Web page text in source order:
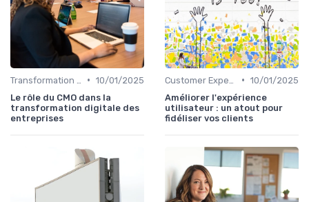
• 10/01/2025
Le rôle du CMO dans la
transformation digitale des
entreprises
• 10/01/2025
Améliorer l'expérience
utilisateur : un atout pour
fidéliser vos clients